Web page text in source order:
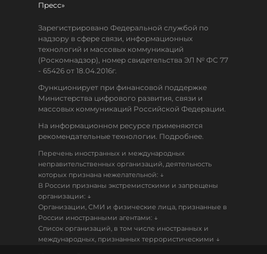
Пресс»
Зарегистрировано Федеральной службой по
надзору в сфере связи, информационных
технологий и массовых коммуникаций
(Роскомнадзор), номер свидетельства ЭЛ № ФС 77
- 65426 от 18.04.2016г.
Функционирует при финансовой поддержке
Министерства цифрового развития, связи и
массовых коммуникаций Российской Федерации.
На информационном ресурсе применяются
рекомендательные технологии. Подробнее.
Перечень иностранных и международных
неправительственных организаций, деятельность
которых признана нежелательной: ↓
В России признаны экстремистскими и запрещены
организации: ↓
Организации, СМИ и физические лица, признанные в
России иностранными агентами: ↓
Список организаций, в том числе иностранных и
международных, признанных террористическими ↓